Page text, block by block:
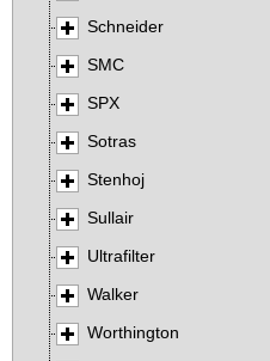
Schneider
SMC
SPX
Sotras
Stenhoj
Sullair
Ultrafilter
Walker
Worthington